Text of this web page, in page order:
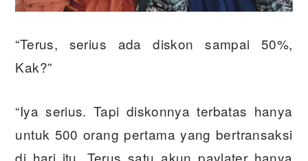
“Terus, serius ada diskon sampai 50%,
Kak?”
“Iya serius. Tapi diskonnya terbatas hanya
untuk 500 orang pertama yang bertransaksi